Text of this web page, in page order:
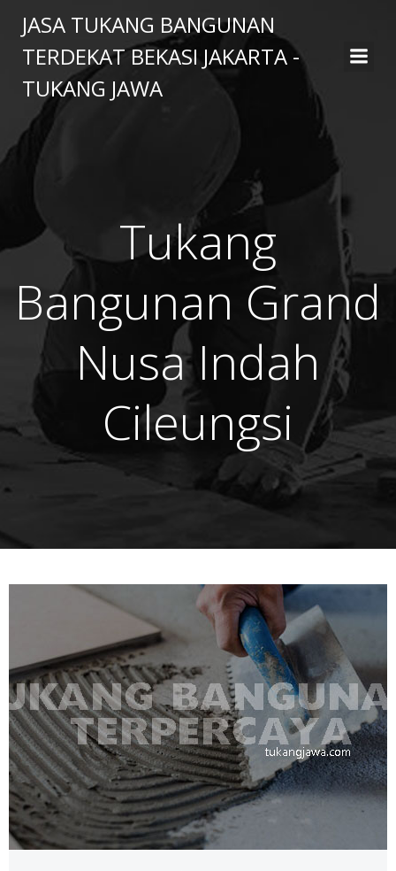
to
content
JASA TUKANG BANGUNAN
TERDEKAT BEKASI JAKARTA -
TUKANG JAWA
Tukang
Bangunan Grand
Nusa Indah
Cileungsi